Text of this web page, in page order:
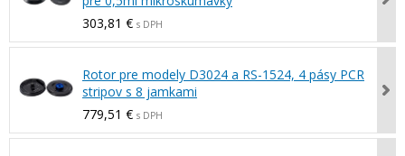
303,81 € s DPH
Rotor pre modely D3024 a RS-1524, 4 pásy PCR
stripov s 8 jamkami
779,51 € s DPH